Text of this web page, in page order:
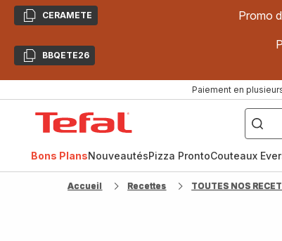
CopierCERAMETE Promo
CopierBBQETE26
Paiement en
["Poêles
inox,
Cake
Factory,
Bons PlansNouveautésPizza ProntoCouteaux
Accueil Recettes TOUTES NOS